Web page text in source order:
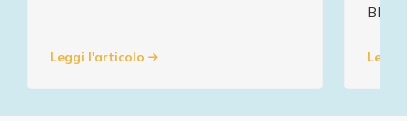
Leggi l'articolo